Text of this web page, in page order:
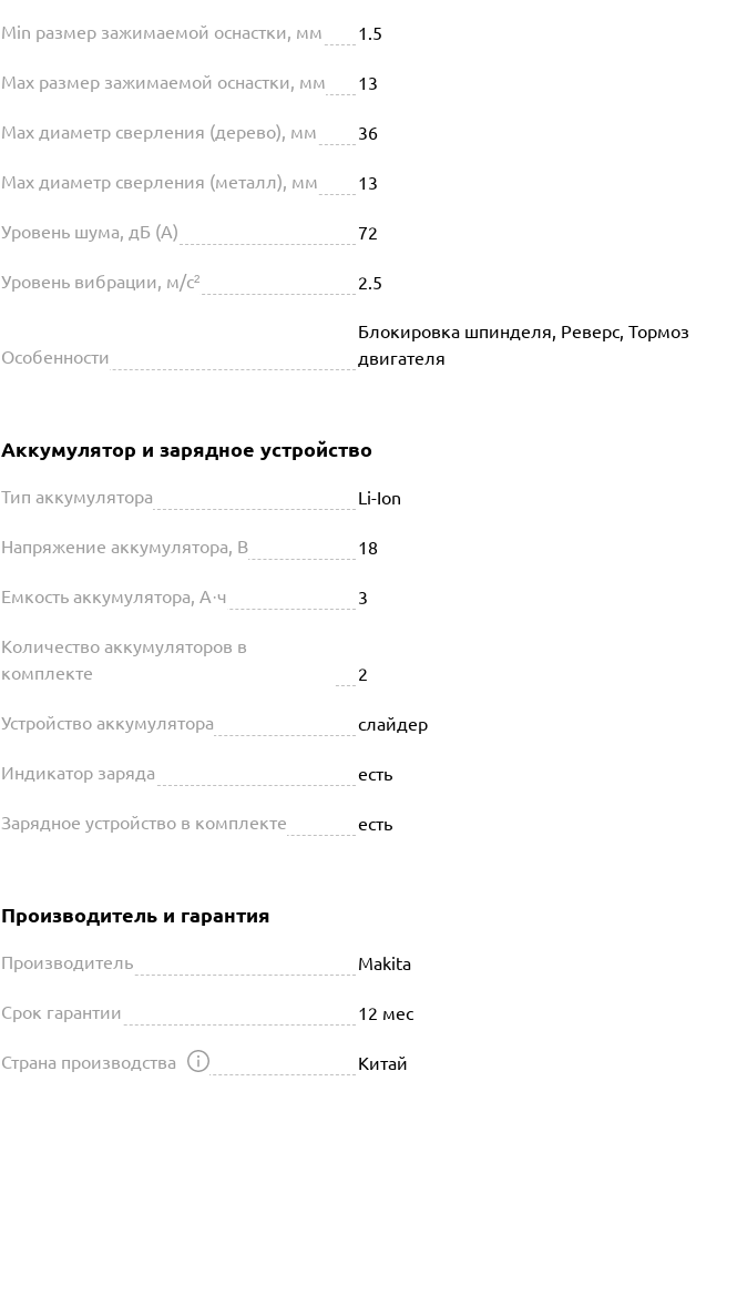
Min размер зажимаемой оснастки, мм 1.5
Max размер зажимаемой оснастки, мм 13
Max диаметр сверления (дерево), мм 36
Max диаметр сверления (металл), мм 13
Уровень шума, дБ (А) 72
Уровень вибрации, м/с² 2.5
Особенности
Блокировка шпинделя, Реверс, Тормоз
двигателя
Аккумулятор и зарядное устройство
Тип аккумулятора Li-Ion
Напряжение аккумулятора, В 18
Емкость аккумулятора, А·ч 3
Количество аккумуляторов в
комплекте
2
Устройство аккумулятора слайдер
Индикатор заряда есть
Зарядное устройство в комплекте есть
Производитель и гарантия
Производитель Makita
Срок гарантии 12 мес
Страна производства Китай